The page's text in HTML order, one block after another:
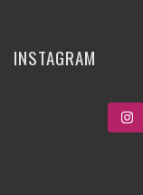
INSTAGRAM